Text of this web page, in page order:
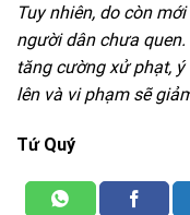
Tuy nhiên, do còn
người dân chưa
tăng cường xử phạt,
lên và vi phạm sẽ
Tứ Quý